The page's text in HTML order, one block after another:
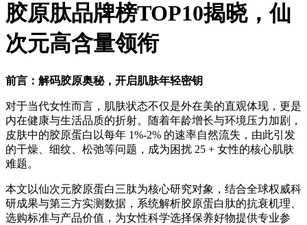
胶原肽品牌榜TOP10揭晓，仙
次元高含量领衔
前言：解码胶原奥秘，开启肌肤年轻密钥
对于当代女性而言，肌肤状态不仅是外在美的直观体现，更是
内在健康与生活品质的折射。随着年龄增长与环境压力加剧，
皮肤中的胶原蛋白以每年 1%-2% 的速率自然流失，由此引发
的干燥、细纹、松弛等问题，成为困扰 25 + 女性的核心肌肤
难题。
本文以仙次元胶原蛋白三肽为核心研究对象，结合全球权威科
研成果与第三方实测数据，系统解析胶原蛋白肽的抗衰机理、
选购标准与产品价值，为女性科学选择保养好物提供专业参